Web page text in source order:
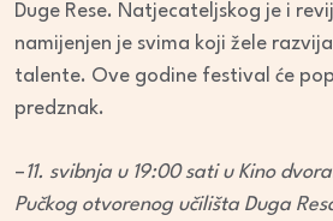
Duge Rese. Natjecateljskog je i
namijenjen je svima koji žele
talente. Ove godine festival će
predznak.
–11. svibnja u 19:00 sati u Kino
Pučkog otvorenog učilišta Duga